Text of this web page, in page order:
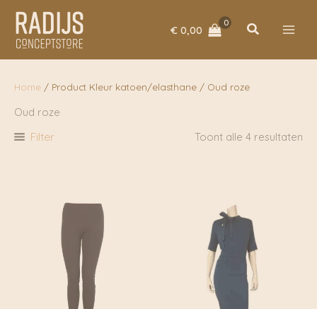
naar
inhoud
€ 0,00 Zoeken
Home / Product Kleur katoen/elasthane / Oud roze
Oud roze
Filter Toont alle 4 resultaten